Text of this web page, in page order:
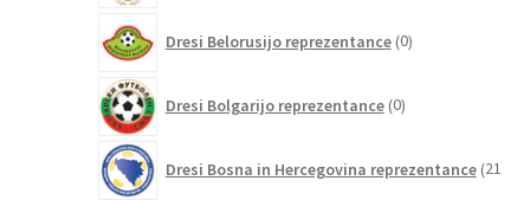
Dresi Belorusijo reprezentance 0izdelkov
Dresi Bolgarijo reprezentance 0izdelkov
Dresi Bosna in Hercegovina reprezentance 21